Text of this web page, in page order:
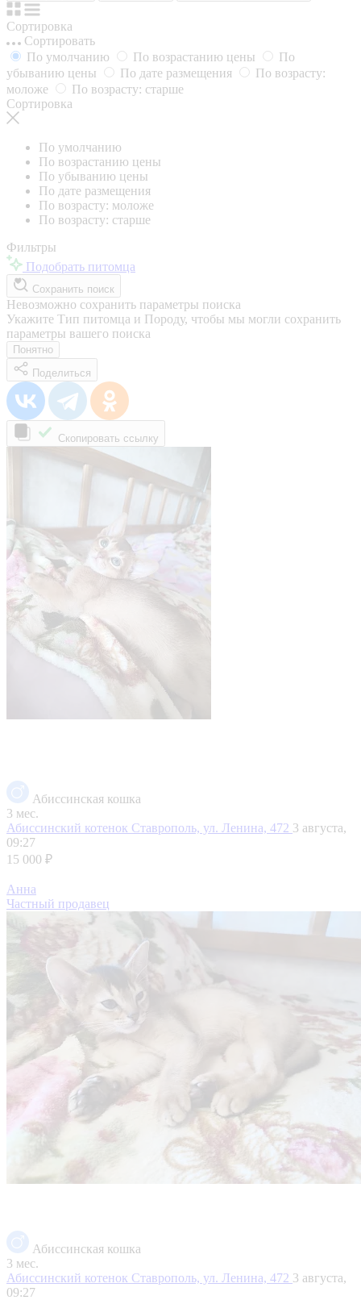
Сортировка
Сортировать
По умолчанию
По возрастанию цены
По
убыванию цены
По дате размещения
По возрасту:
моложе
По возрасту: старше
Сортировка
По умолчанию
По возрастанию цены
По убыванию цены
По дате размещения
По возрасту: моложе
По возрасту: старше
Фильтры
Подобрать питомца
Сохранить поиск
Невозможно сохранить параметры поиска
Укажите Тип питомца и Породу, чтобы мы могли сохранить
параметры вашего поиска
Понятно
Поделиться
Скопировать ссылку
Абиссинская кошка
3 мес.
Абиссинский котенок Ставрополь, ул. Ленина, 472 3 августа,
09:27
15 000 ₽
Анна
Частный продавец
Абиссинская кошка
3 мес.
Абиссинский котенок Ставрополь, ул. Ленина, 472 3 августа,
09:27